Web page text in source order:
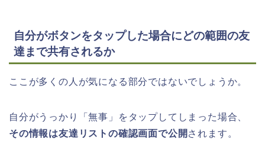
自分がボタンをタップした場合にどの範囲の友
達まで共有されるか
ここが多くの人が気になる部分ではないでしょうか。
自分がうっかり「無事」をタップしてしまった場合、
その情報は友達リストの確認画面で公開 されます。